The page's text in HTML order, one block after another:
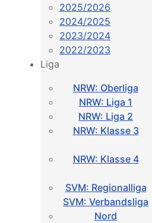
2025/2026
2024/2025
2023/2024
2022/2023
Liga
NRW: Oberliga
NRW: Liga 1
NRW: Liga 2
NRW: Klasse 3
NRW: Klasse 4
SVM: Regionalliga
SVM: Verbandsliga
Nord